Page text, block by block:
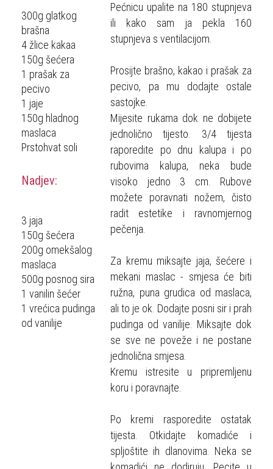
300g glatkog
brašna
4 žlice kakaa
150g šećera
1 prašak za
pecivo
1 jaje
150g hladnog
maslaca
Prstohvat soli
Nadjev:
3 jaja
150g šećera
200g omekšalog
maslaca
500g posnog sira
1 vanilin šećer
1 vrećica pudinga
od vanilije
Pećnicu upalite na 180 stupnjeva
ili kako sam ja pekla 160
stupnjeva s ventilacijom.
Prosijte brašno, kakao i prašak za
pecivo, pa mu dodajte ostale
sastojke.
Mijesite rukama dok ne dobijete
jednolično tijesto. 3/4 tijesta
raporedite po dnu kalupa i po
rubovima kalupa, neka bude
visoko jedno 3 cm. Rubove
možete poravnati nožem, čisto
radit estetike i ravnomjernog
pečenja.
Za kremu miksajte jaja, šećere i
mekani maslac - smjesa će biti
ružna, puna grudica od maslaca,
ali to je ok. Dodajte posni sir i prah
pudinga od vanilije. Miksajte dok
se sve ne poveže i ne postane
jednolična smjesa.
Kremu istresite u pripremljenu
koru i poravnajte.
Po kremi rasporedite ostatak
tijesta. Otkidajte komadiće i
spljoštite ih dlanovima. Neka se